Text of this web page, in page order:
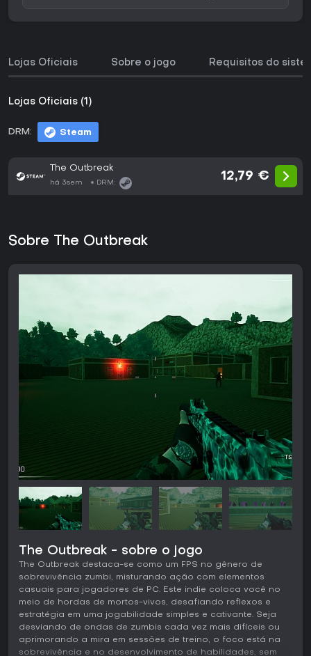
Lojas Oficiais Sobre o jogo Requisitos do
Lojas Oficiais (1)
DRM: Steam
The Outbreak
há 3sem DRM:
12,79 €
Sobre The Outbreak
The Outbreak - sobre o jogo
The Outbreak destaca-se como um FPS no gênero de
sobrevivência zumbi, misturando ação com elementos
casuais para jogadores de PC. Este indie coloca você no
meio de hordas de mortos-vivos, desafiando reflexos e
estratégia em uma jogabilidade simples e cativante. Seja
desviando de ondas de zumbis cada vez mais difíceis ou
aprimorando a mira em sessões de treino, o foco está na
sobrevivência e no desenvolvimento de habilidades, sem